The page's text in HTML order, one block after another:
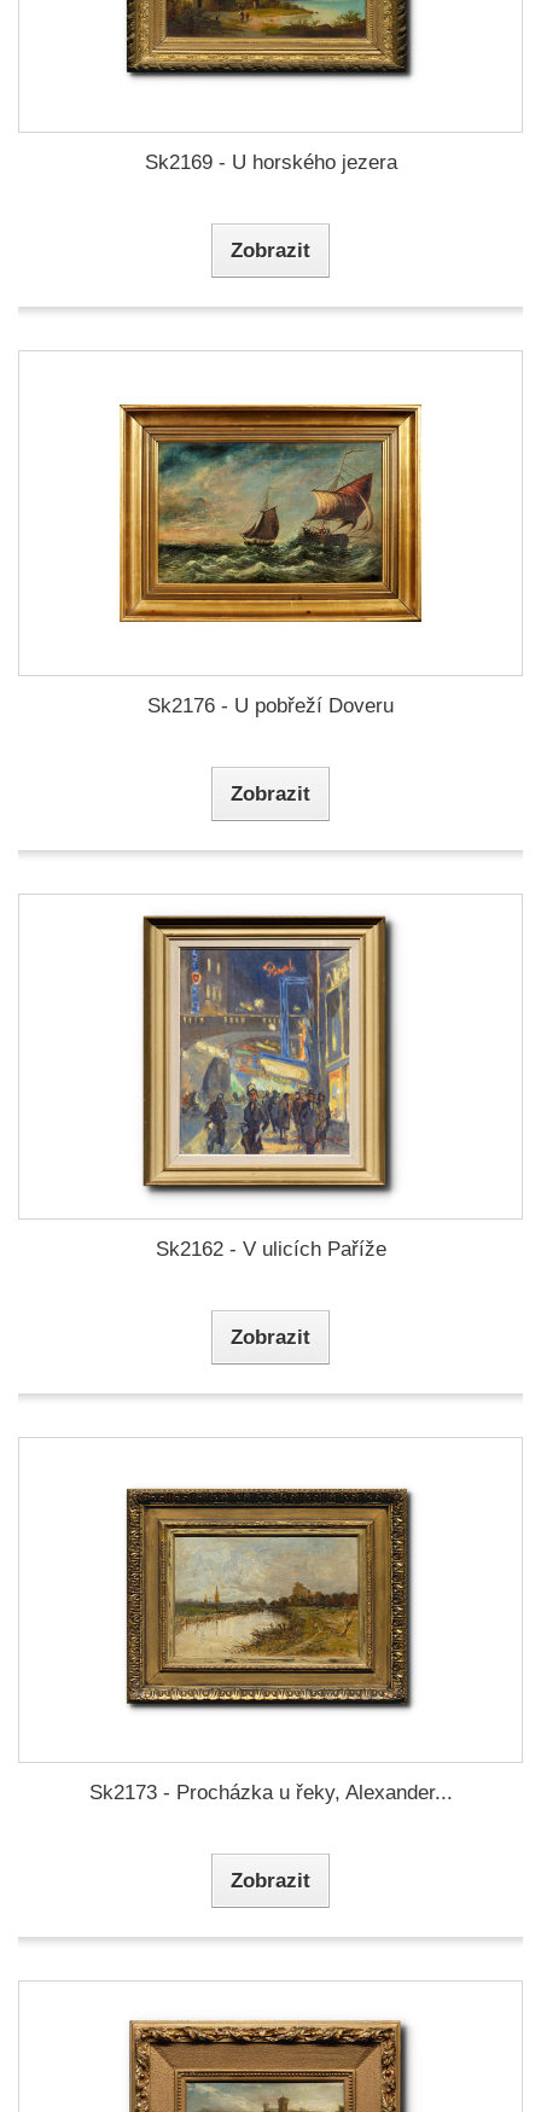
Sk2169 - U horského jezera
Zobrazit
Sk2176 - U pobřeží Doveru
Zobrazit
Sk2162 - V ulicích Paříže
Zobrazit
Sk2173 - Procházka u řeky, Alexander...
Zobrazit